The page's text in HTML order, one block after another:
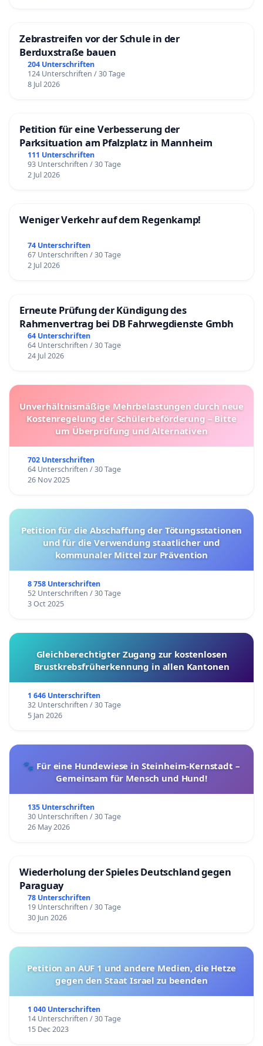
Zebrastreifen vor der Schule in der
Berduxstraße bauen
204 Unterschriften
124 Unterschriften / 30 Tage
8 Jul 2026
Petition für eine Verbesserung der
Parksituation am Pfalzplatz in Mannheim
111 Unterschriften
93 Unterschriften / 30 Tage
2 Jul 2026
Weniger Verkehr auf dem Regenkamp!
74 Unterschriften
67 Unterschriften / 30 Tage
2 Jul 2026
Erneute Prüfung der Kündigung des
Rahmenvertrag bei DB Fahrwegdienste Gmbh
64 Unterschriften
64 Unterschriften / 30 Tage
24 Jul 2026
Unverhältnismäßige Mehrbelastungen durch neue
Kostenregelung der Schülerbeförderung – Bitte
um Überprüfung und Alternativen
702 Unterschriften
64 Unterschriften / 30 Tage
26 Nov 2025
Petition für die Abschaffung der Tötungsstationen
und für die Verwendung staatlicher und
kommunaler Mittel zur Prävention
8 758 Unterschriften
52 Unterschriften / 30 Tage
3 Oct 2025
Gleichberechtigter Zugang zur kostenlosen
Brustkrebsfrüherkennung in allen Kantonen
1 646 Unterschriften
32 Unterschriften / 30 Tage
5 Jan 2026
🐾 Für eine Hundewiese in Steinheim-Kernstadt –
Gemeinsam für Mensch und Hund!
135 Unterschriften
30 Unterschriften / 30 Tage
26 May 2026
Wiederholung der Spieles Deutschland gegen
Paraguay
78 Unterschriften
19 Unterschriften / 30 Tage
30 Jun 2026
Petition an AUF 1 und andere Medien, die Hetze
gegen den Staat Israel zu beenden
1 040 Unterschriften
14 Unterschriften / 30 Tage
15 Dec 2023